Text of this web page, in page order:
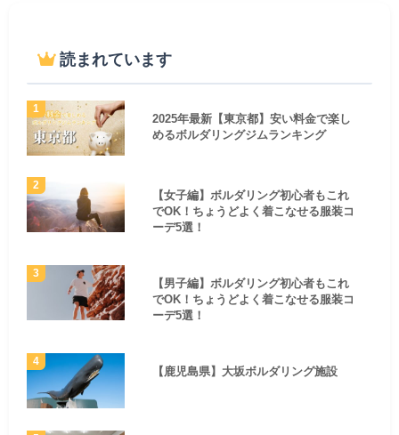
読まれています
2025年最新【東京都】安い料金で楽し
めるボルダリングジムランキング
【女子編】ボルダリング初心者もこれ
でOK！ちょうどよく着こなせる服装コ
ーデ5選！
【男子編】ボルダリング初心者もこれ
でOK！ちょうどよく着こなせる服装コ
ーデ5選！
【鹿児島県】大坂ボルダリング施設